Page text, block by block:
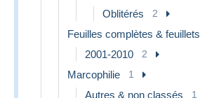
Oblitérés 2
Feuilles complètes & feuillets
2001-2010 2
Marcophilie 1
Autres & non classés 1